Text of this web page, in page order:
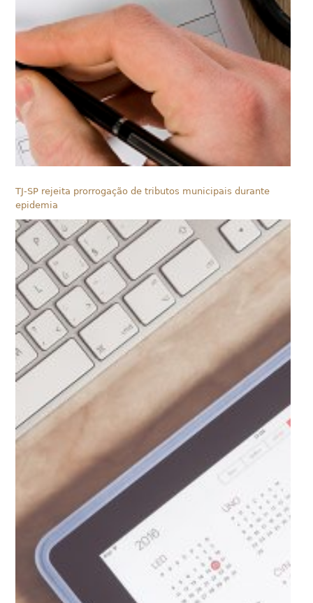
TJ-SP rejeita prorrogação de tributos municipais durante
epidemia